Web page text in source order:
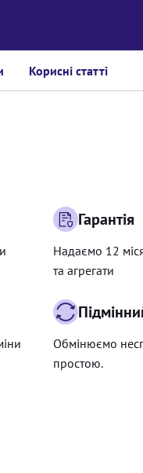
Корисні статті
Гарантія
Надаємо 12
та агрегати
Обмінюємо
простою.